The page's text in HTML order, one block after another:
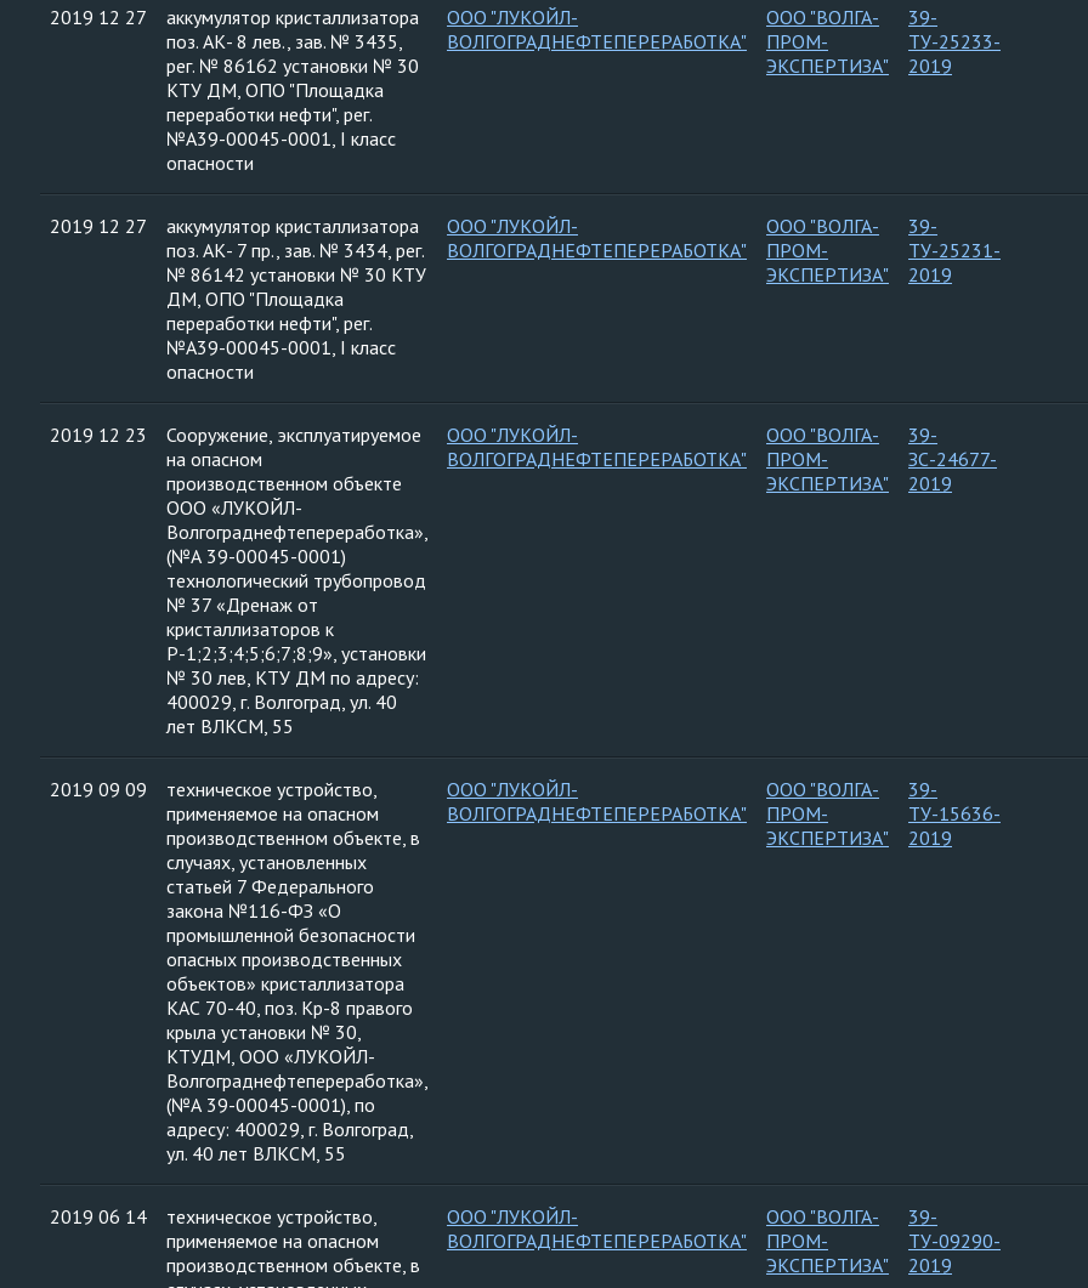
2019 12 27
аккумулятор кристаллизатора
поз. АК- 8 лев., зав. № 3435,
рег. № 86162 установки № 30
КТУ ДМ, ОПО "Площадка
переработки нефти", рег.
№А39-00045-0001, I класс
опасности
ООО "ЛУКОЙЛ-
ВОЛГОГРАДНЕФТЕПЕРЕРАБОТКА"
ООО "ВОЛГА-
ПРОМ-
ЭКСПЕРТИЗА"
39-
ТУ-25233-
2019
2019 12 27
аккумулятор кристаллизатора
поз. АК- 7 пр., зав. № 3434, рег.
№ 86142 установки № 30 КТУ
ДМ, ОПО "Площадка
переработки нефти", рег.
№А39-00045-0001, I класс
опасности
ООО "ЛУКОЙЛ-
ВОЛГОГРАДНЕФТЕПЕРЕРАБОТКА"
ООО "ВОЛГА-
ПРОМ-
ЭКСПЕРТИЗА"
39-
ТУ-25231-
2019
2019 12 23
Сооружение, эксплуатируемое
на опасном
производственном объекте
ООО «ЛУКОЙЛ-
Волгограднефтепереработка»,
(№А 39-00045-0001)
технологический трубопровод
№ 37 «Дренаж от
кристаллизаторов к
Р-1;2;3;4;5;6;7;8;9», установки
№ 30 лев, КТУ ДМ по адресу:
400029, г. Волгоград, ул. 40
лет ВЛКСМ, 55
ООО "ЛУКОЙЛ-
ВОЛГОГРАДНЕФТЕПЕРЕРАБОТКА"
ООО "ВОЛГА-
ПРОМ-
ЭКСПЕРТИЗА"
39-
ЗС-24677-
2019
2019 09 09
техническое устройство,
применяемое на опасном
производственном объекте, в
случаях, установленных
статьей 7 Федерального
закона №116-ФЗ «О
промышленной безопасности
опасных производственных
объектов» кристаллизатора
КАС 70-40, поз. Кр-8 правого
крыла установки № 30,
КТУДМ, ООО «ЛУКОЙЛ-
Волгограднефтепереработка»,
(№А 39-00045-0001), по
адресу: 400029, г. Волгоград,
ул. 40 лет ВЛКСМ, 55
ООО "ЛУКОЙЛ-
ВОЛГОГРАДНЕФТЕПЕРЕРАБОТКА"
ООО "ВОЛГА-
ПРОМ-
ЭКСПЕРТИЗА"
39-
ТУ-15636-
2019
2019 06 14
техническое устройство,
применяемое на опасном
производственном объекте, в
ООО "ЛУКОЙЛ-
ВОЛГОГРАДНЕФТЕПЕРЕРАБОТКА"
ООО "ВОЛГА-
ПРОМ-
ЭКСПЕРТИЗА"
39-
ТУ-09290-
2019